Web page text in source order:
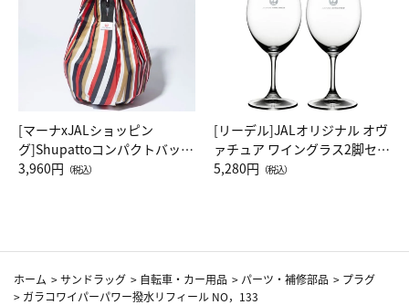
[マーナxJALショッピン
グ]Shupattoコンパクトバッグ
Drop JAL客室乗務員（LC）ス
3,960円 （税込）
[リーデル]JALオリジナル オヴ
ァチュア ワイングラス2脚セッ
ト（レッドワイン）
5,280円 （税込）
ホーム >サンドラッグ > 自転車・カー用品 > パーツ・補修部品 > プラグ
> ガラコワイパーパワー撥水リフィール NO，133